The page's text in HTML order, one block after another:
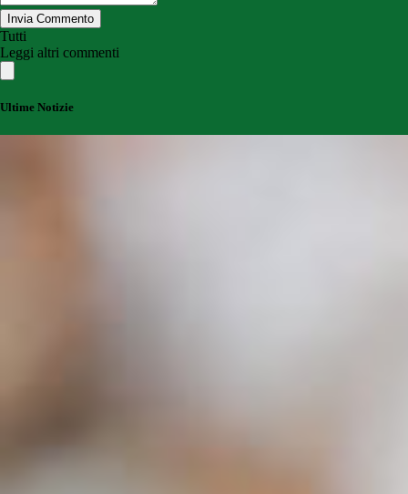
Invia Commento
Tutti
Leggi altri commenti
Ultime Notizie